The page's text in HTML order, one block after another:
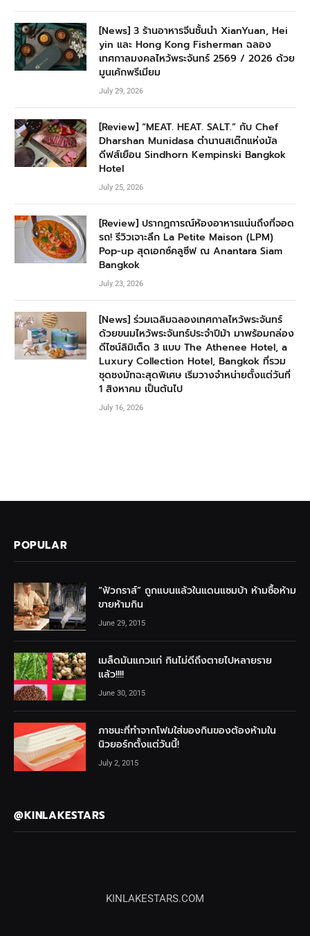
[News] 3 ร้านอาหารจีนชั้นนำ XianYuan, Hei
yin และ Hong Kong Fisherman ฉลอง
เทศกาลมงคลไหว้พระจันทร์ 2569 / 2026 ด้วย
มูนเค้กพรีเมียม
July 29, 2026
[Review] “MEAT. HEAT. SALT.” กับ Chef
Dharshan Munidasa ตำนานสเต๊กแห่งมัล
ดีฟส์เยือน Sindhorn Kempinski Bangkok
Hotel
July 25, 2026
[Review] ปรากฏการณ์ห้องอาหารแน่นถึงที่จอด
รถ! รีวิวเจาะลึก La Petite Maison (LPM)
Pop-up สุดเอกซ์คลูซีฟ ณ Anantara Siam
Bangkok
July 23, 2026
[News] ร่วมเฉลิมฉลองเทศกาลไหว้พระจันทร์
ด้วยขนมไหว้พระจันทร์ประจำปีม้า มาพร้อมกล่อง
ดีไซน์ลิมิเต็ด 3 แบบ The Athenee Hotel, a
Luxury Collection Hotel, Bangkok ที่รวม
ชุดชงมัทฉะสุดพิเศษ เริ่มวางจำหน่ายตั้งแต่วันที่
1 สิงหาคม เป็นต้นไป
July 16, 2026
POPULAR
“ฟัวกราส์” ถูกแบนแล้วในแดนแซมบ้า ห้ามซื้อห้าม
ขายห้ามกิน
June 29, 2015
เมล็ดมันแกวแก่ กินไม่ดีถึงตายไปหลายราย
แล้ว!!!!
June 30, 2015
ภาชนะที่ทำจากโฟมใส่ของกินของต้องห้ามใน
นิวยอร์กตั้งแต่วันนี้!
July 2, 2015
@KINLAKESTARS
KINLAKESTARS.COM